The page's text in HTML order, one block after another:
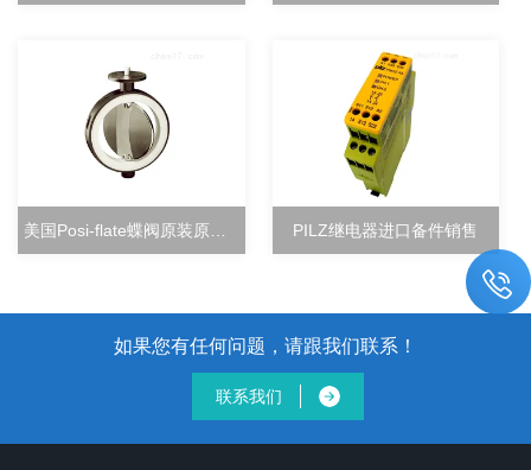
PILZ继电器进口备件销售
如果您有任何问题，请跟我们联系！
联系我们